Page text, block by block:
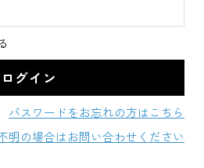
パスワードをお忘れの方はこちら
明の場合はお問い合わせください